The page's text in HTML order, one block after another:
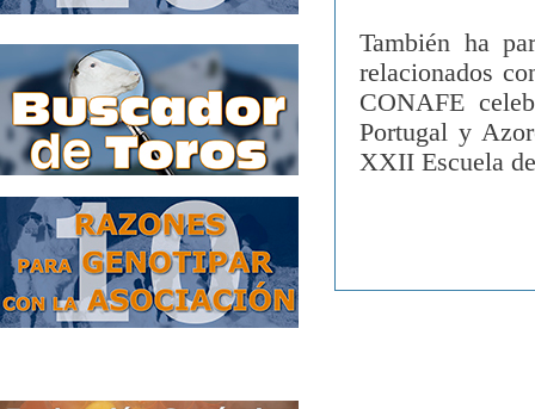
También ha
relacionados
CONAFE
Portugal y
XXII Escuela